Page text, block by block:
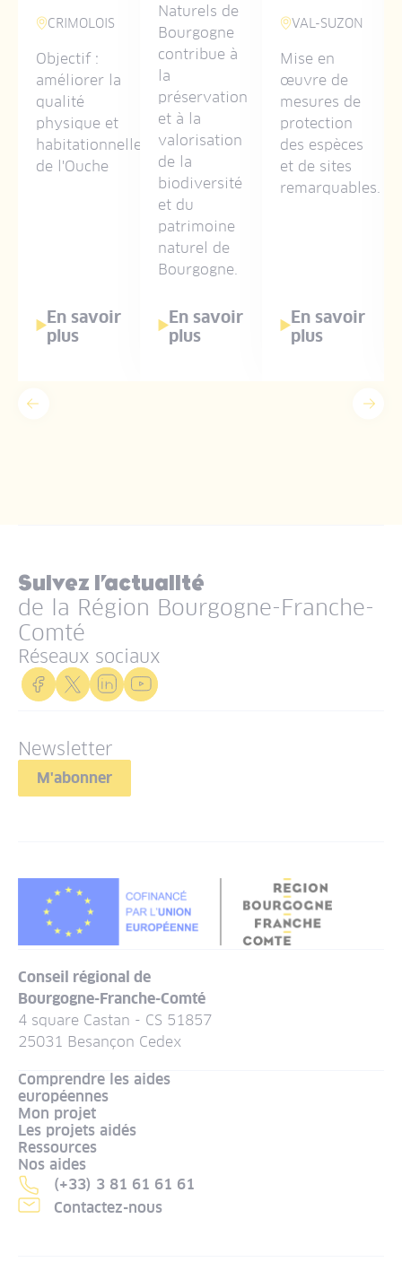
Précédent
CRIMOLOIS
Objectif :
améliorer la
qualité
physique et
habitationnelle
de l'Ouche
En savoir
plus
Naturels de
Bourgogne
contribue à
la
préservation
et à la
valorisation
de la
biodiversité
et du
patrimoine
naturel de
Bourgogne.
En savoir
plus
VAL-SUZON
Mise en
œuvre de
mesures de
protection
des espèces
et de sites
remarquables.
En savoir
plus
Suivez l’actualité
de la Région Bourgogne-Franche-
Comté
Réseaux sociaux
Newsletter
M'abonner
Conseil régional de
Bourgogne-Franche-Comté
4 square Castan - CS 51857
25031 Besançon Cedex
Comprendre les aides
européennes
Mon projet
Les projets aidés
Ressources
Nos aides
(+33) 3 81 61 61 61
Contactez-nous